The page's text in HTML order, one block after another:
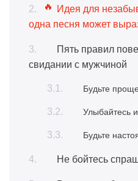
Идея для
одна песня может
Пять правил
свидании с мужчиной
Будьте проще
Улыбайтесь
Будьте
Не бойтесь